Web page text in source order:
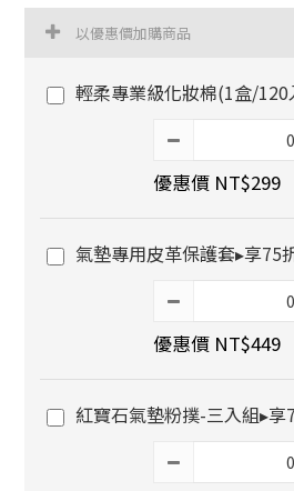
以優惠價加購商品
輕柔專業級化妝棉(1盒/120
優惠價 NT$299
氣墊專用皮革保護套▸享75
優惠價 NT$449
紅寶石氣墊粉撲-三入組▸